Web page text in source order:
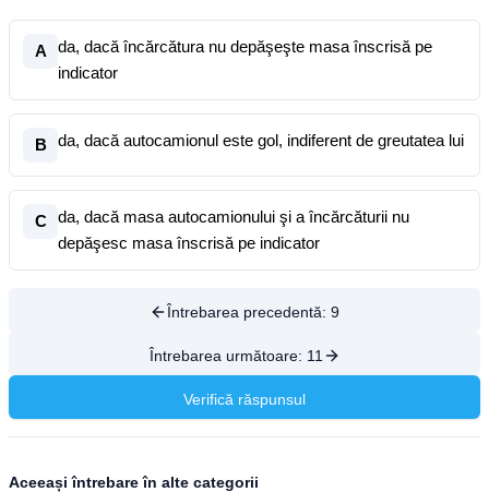
A
da, dacă încărcătura nu depăşeşte masa înscrisă pe
indicator
B da, dacă autocamionul este gol, indiferent de greutatea lui
C
da, dacă masa autocamionului şi a încărcăturii nu
depăşesc masa înscrisă pe indicator
Întrebarea precedentă: 9
Întrebarea următoare: 11
Verifică răspunsul
Aceeași întrebare în alte categorii